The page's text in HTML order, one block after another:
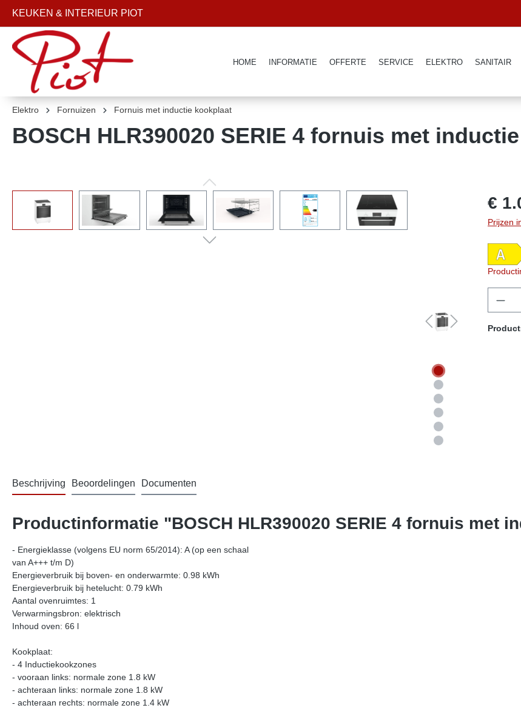
general.skipToNavigation
KEUKEN & INTERIEUR PIOT
HOME INFORMATIE OFFERTE SERVICE ELEKTRO SANITAIR
Elektro Fornuizen Fornuis met inductie kookplaat
BOSCH HLR390020 SERIE 4 fornuis met
component.cms.imageGallery.skipImageGallery €
Prijzen
Beschrijving Beoordelingen Documenten
Productinformatie "BOSCH HLR390020 SERIE 4 fornuis met
- Energieklasse (volgens EU norm 65/2014): A (op een schaal
van A+++ t/m D)
Energieverbruik bij boven- en onderwarmte: 0.98 kWh
Energieverbruik bij hetelucht: 0.79 kWh
Aantal ovenruimtes: 1
Verwarmingsbron: elektrisch
Inhoud oven: 66 l
Kookplaat:
- 4 Inductiekookzones
- vooraan links: normale zone 1.8 kW
- achteraan links: normale zone 1.8 kW
- achteraan rechts: normale zone 1.4 kW